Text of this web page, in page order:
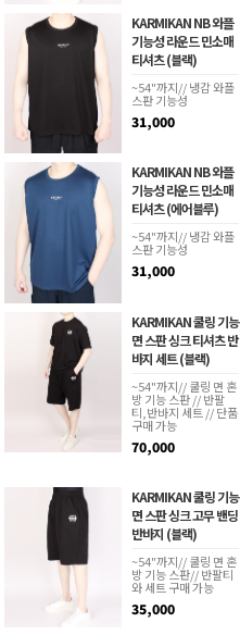
KARMIKAN NB 와플
기능성 라운드 민소매
티셔츠 (블랙)
~54"까지// 냉감 와플
스판 기능성
31,000
KARMIKAN NB 와플
기능성 라운드 민소매
티셔츠 (에어블루)
~54"까지// 냉감 와플
스판 기능성
31,000
KARMIKAN 쿨링 기능
면 스판 싱크 티셔츠 반
바지 세트 (블랙)
~54"까지// 쿨링 면 혼
방 기능 스판 // 반팔
티,반바지 세트 // 단품
구매 가능
70,000
KARMIKAN 쿨링 기능
면 스판 싱크 고무 밴딩
반바지 (블랙)
~54"까지// 쿨링 면 혼
방 기능 스판// 반팔티
와 세트 구매 가능
35,000